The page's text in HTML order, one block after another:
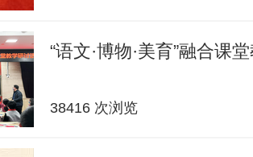
“语文·博物·美育”融合课
38416 次浏览